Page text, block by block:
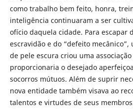
como trabalho bem feito, honra,
inteligência continuaram a ser
ofício daquela cidade. Para escapar
escravidão e do “defeito
de pele escura criou uma
proporcionaria o desejado
socorros mútuos. Além de suprir
nova entidade também visava ao
talentos e virtudes de seus